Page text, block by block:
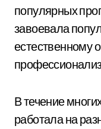
популярных
завоевала
естественному
В течение
работала на